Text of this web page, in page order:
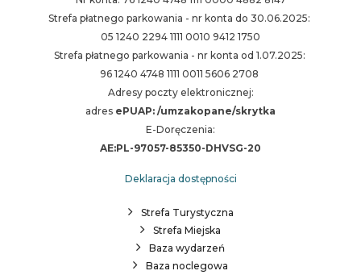
Strefa płatnego parkowania - nr konta do 30.06.2025:
05 1240 2294 1111 0010 9412 1750
Strefa płatnego parkowania - nr konta od 1.07.2025:
96 1240 4748 1111 0011 5606 2708
Adresy poczty elektronicznej:
adres ePUAP: /umzakopane/skrytka
E-Doręczenia:
AE:PL-97057-85350-DHVSG-20
Deklaracja dostępności
Strefa Turystyczna
Strefa Miejska
Baza wydarzeń
Baza noclegowa